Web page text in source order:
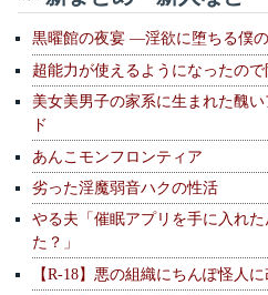
黒曜館の夜宴 —淫欲に堕ちる僕
超能力が使えるようになったの
美女美男子の家系に生まれた醜
ド
あんこモンフロンティア
劣った淫魔弱音ハクの性活
やる夫「催眠アプリを手に入れ
た？」
【R-18】悪の組織にちんぽ怪人